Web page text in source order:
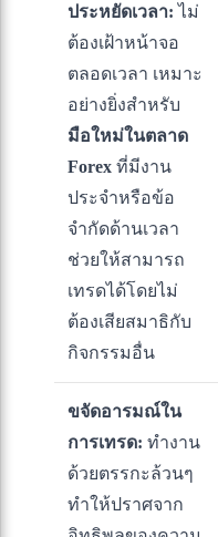
ประหยัดเวลา: ไม่
ต้องเฝ้าหน้าจอ
ตลอดเวลา เหมาะ
อย่างยิ่งสำหรับ
มือใหม่ในตลาด
Forex ที่มีงาน
ประจำหรือข้อ
จำกัดด้านเวลา
ช่วยให้สามารถ
เทรดได้โดยไม่
ต้องเสียสมาธิกับ
กิจกรรมอื่น
ขจัดอารมณ์ใน
การเทรด: ทำงาน
ด้วยตรรกะล้วนๆ
ทำให้ปราศจาก